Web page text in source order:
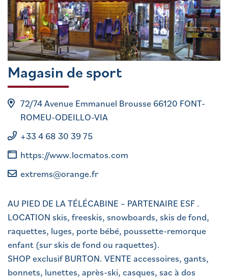
Magasin de sport
72/74 Avenue Emmanuel Brousse 66120 FONT-
ROMEU-ODEILLO-VIA
+33 4 68 30 39 75
https://www.locmatos.com
extrems@orange.fr
AU PIED DE LA TÉLÉCABINE – PARTENAIRE ESF .
LOCATION skis, freeskis, snowboards, skis de fond,
raquettes, luges, porte bébé, poussette-remorque
enfant (sur skis de fond ou raquettes).
SHOP exclusif BURTON. VENTE accessoires, gants,
bonnets, lunettes, après-ski, casques, sac à dos